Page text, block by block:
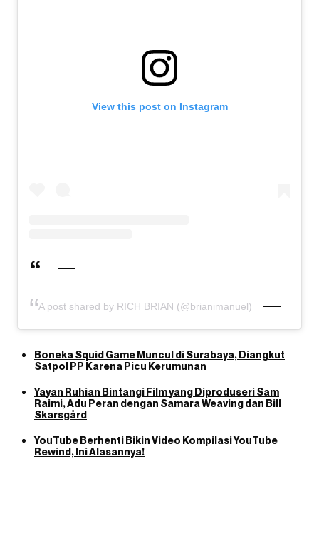
View this post on Instagram
A post shared by RICH BRIAN (@brianimanuel)
Boneka Squid Game Muncul di Surabaya, Diangkut
Satpol PP Karena Picu Kerumunan
Yayan Ruhian Bintangi Film yang Diproduseri Sam
Raimi, Adu Peran dengan Samara Weaving dan Bill
Skarsgård
YouTube Berhenti Bikin Video Kompilasi YouTube
Rewind, Ini Alasannya!